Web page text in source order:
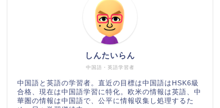
中国語・英語学習者
しんたいらん
中国語と英語の学習者。直近の目標は中国語はHSK6級
合格、現在は中国語学習に特化。欧米の情報は英語、中
華圏の情報は中国語で、公平に情報収集し処理するた